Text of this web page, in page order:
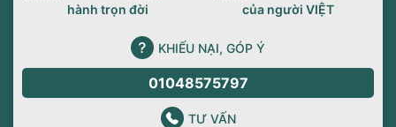
hành trọn đời
của người VIỆT
KHIẾU NẠI, GÓP Ý
01048575797
TƯ VẤN